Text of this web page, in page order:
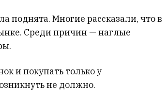
поднята. Многие рассказали, что в
Среди причин — наглые
и покупать только у
не должно.